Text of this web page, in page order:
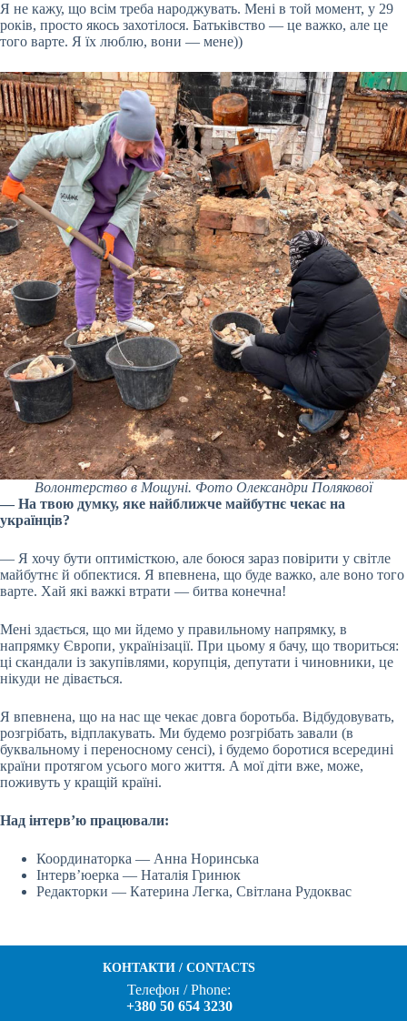
Я не кажу, що всім треба народжувать. Мені в той момент, у 29
років, просто якось захотілося. Батьківство — це важко, але це
того варте. Я їх люблю, вони — мене))
Волонтерство в Мощуні. Фото Олександри Полякової
— На твою думку, яке найближче майбутнє чекає на
українців?
— Я хочу бути оптимісткою, але боюся зараз повірити у світле
майбутнє й обпектися. Я впевнена, що буде важко, але воно того
варте. Хай які важкі втрати — битва конечна!
Мені здається, що ми йдемо у правильному напрямку, в
напрямку Європи, українізації. При цьому я бачу, що твориться:
ці скандали із закупівлями, корупція, депутати і чиновники, це
нікуди не дівається.
Я впевнена, що на нас ще чекає довга боротьба. Відбудовувать,
розгрібать, відплакувать. Ми будемо розгрібать завали (в
буквальному і переносному сенсі), і будемо боротися всередині
країни протягом усього мого життя. А мої діти вже, може,
поживуть у кращій країні.
Над інтерв’ю працювали:
Координаторка — Анна Норинська
Інтерв’юерка — Наталія Гринюк
Редакторки — Катерина Легка, Світлана Рудоквас
КОНТАКТИ / CONTACTS
Телефон / Phone:
+380 50 654 3230